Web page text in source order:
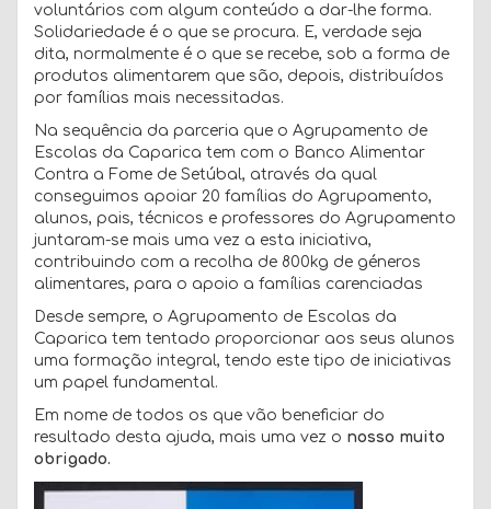
voluntários com algum conteúdo a dar-lhe forma.
Solidariedade é o que se procura. E, verdade seja
dita, normalmente é o que se recebe, sob a forma de
produtos alimentarem que são, depois, distribuídos
por famílias mais necessitadas.
Na sequência da parceria que o Agrupamento de
Escolas da Caparica tem com o Banco Alimentar
Contra a Fome de Setúbal, através da qual
conseguimos apoiar 20 famílias do Agrupamento,
alunos, pais, técnicos e professores do Agrupamento
juntaram-se mais uma vez a esta iniciativa,
contribuindo com a recolha de 800kg de géneros
alimentares, para o apoio a famílias carenciadas
Desde sempre, o Agrupamento de Escolas da
Caparica tem tentado proporcionar aos seus alunos
uma formação integral, tendo este tipo de iniciativas
um papel fundamental.
Em nome de todos os que vão beneficiar do
resultado desta ajuda, mais uma vez o nosso muito
obrigado.